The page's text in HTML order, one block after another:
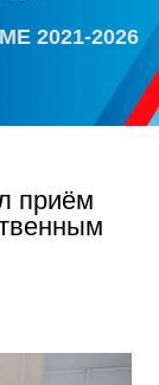
2021-2026
приём